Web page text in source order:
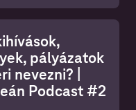
you-nelkul Mennyit
penz-mennyit-fizet
és instagram
jogtiszta-zene-
videokhoz Ez a baj a
pályázatok
nevezni? |
Podcast #2